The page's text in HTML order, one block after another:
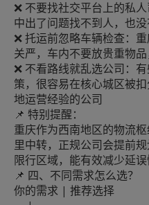
❌ 不要找社交平台上的私
中出了问题找不到人，也
❌ 托运前忽略车辆检查：
关严，车内不要放贵重物
❌ 不看路线就乱选公司：
策，很容易在核心城区被
地运营经验的公司
📌 特别提醒：
重庆作为西南地区的物流
里中转，正规公司会提前
限行区域，能有效减少延误
📌 四、不同需求怎么选？
你的需求 | 推荐选择